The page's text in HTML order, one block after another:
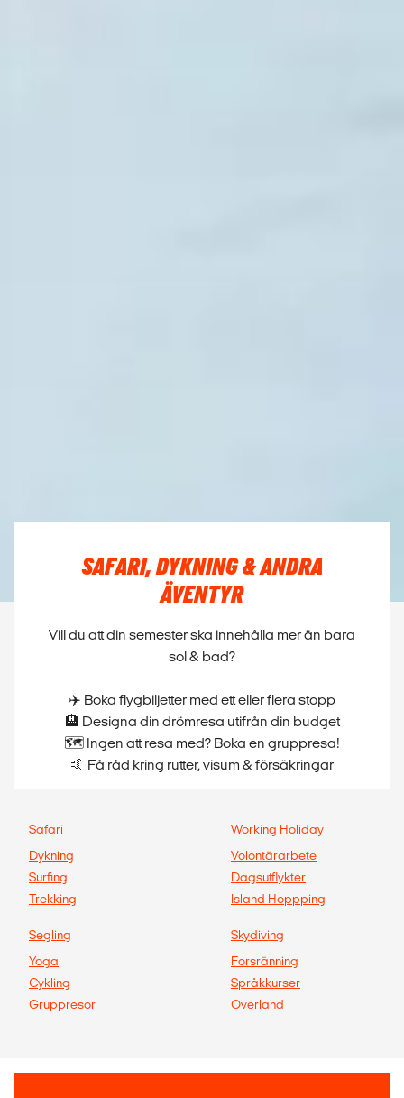
SAFARI, DYKNING & ANDRA
ÄVENTYR
Vill du att din semester ska innehålla mer än bara
sol & bad?
✈️ Boka flygbiljetter med ett eller flera stopp
🏨 Designa din drömresa utifrån din budget
🗺️ Ingen att resa med? Boka en gruppresa!
🤙 Få råd kring rutter, visum & försäkringar
Safari
Dykning
Surfing
Trekking
Working Holiday
Volontärarbete
Dagsutflykter
Island Hoppping
Segling
Yoga
Cykling
Gruppresor
Skydiving
Forsränning
Språkkurser
Overland